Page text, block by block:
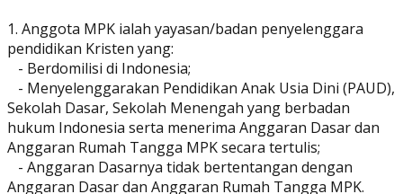
1. Anggota MPK ialah yayasan/badan penyelenggara
pendidikan Kristen yang:
- Berdomilisi di Indonesia;
- Menyelenggarakan Pendidikan Anak Usia Dini (PAUD),
Sekolah Dasar, Sekolah Menengah yang berbadan
hukum Indonesia serta menerima Anggaran Dasar dan
Anggaran Rumah Tangga MPK secara tertulis;
- Anggaran Dasarnya tidak bertentangan dengan
Anggaran Dasar dan Anggaran Rumah Tangga MPK.